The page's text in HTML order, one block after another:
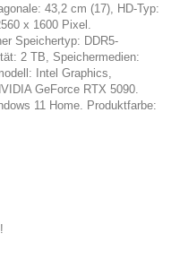
43,2 cm (17), HD-Typ:
x 1600 Pixel.
Speichertyp: DDR5-
2 TB, Speichermedien:
Intel Graphics,
GeForce RTX 5090.
11 Home. Produktfarbe: